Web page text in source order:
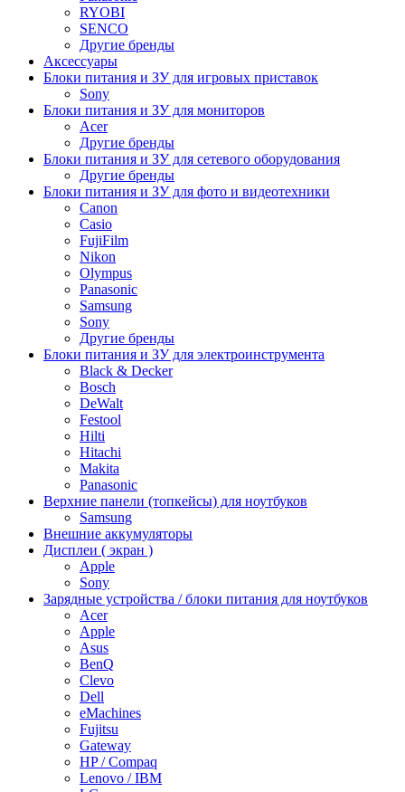
RYOBI
SENCO
Другие бренды
Аксессуары
Блоки питания и ЗУ для игровых приставок
Sony
Блоки питания и ЗУ для мониторов
Acer
Другие бренды
Блоки питания и ЗУ для сетевого оборудования
Другие бренды
Блоки питания и ЗУ для фото и видеотехники
Canon
Casio
FujiFilm
Nikon
Olympus
Panasonic
Samsung
Sony
Другие бренды
Блоки питания и ЗУ для электроинструмента
Black & Decker
Bosch
DeWalt
Festool
Hilti
Hitachi
Makita
Panasonic
Верхние панели (топкейсы) для ноутбуков
Samsung
Внешние аккумуляторы
Дисплеи ( экран )
Apple
Sony
Зарядные устройства / блоки питания для ноутбуков
Acer
Apple
Asus
BenQ
Clevo
Dell
eMachines
Fujitsu
Gateway
HP / Compaq
Lenovo / IBM